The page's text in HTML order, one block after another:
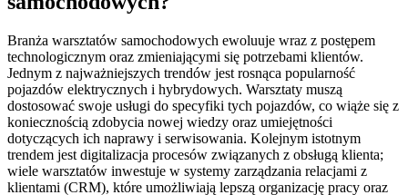
Branża warsztatów samochodowych ewoluuje wraz z postępem
technologicznym oraz zmieniającymi się potrzebami klientów.
Jednym z najważniejszych trendów jest rosnąca popularność
pojazdów elektrycznych i hybrydowych. Warsztaty muszą
dostosować swoje usługi do specyfiki tych pojazdów, co wiąże się z
koniecznością zdobycia nowej wiedzy oraz umiejętności
dotyczących ich naprawy i serwisowania. Kolejnym istotnym
trendem jest digitalizacja procesów związanych z obsługą klienta;
wiele warsztatów inwestuje w systemy zarządzania relacjami z
klientami (CRM), które umożliwiają lepszą organizację pracy oraz